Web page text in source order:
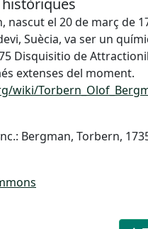
nascut el 20 de març de
Suècia, va ser un
Disquisitio de
extenses del moment.
wiki/
Bergman, Torbern,